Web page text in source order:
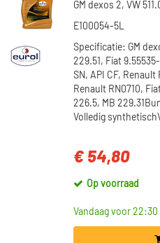
GM dexos 2, VW
E100054-5L
Specificatie: GM
229.51, Fiat
SN, API CF, Renault
Renault RN0710,
226.5, MB
Volledig
€ 54,80
Op voorraad
Vandaag voor